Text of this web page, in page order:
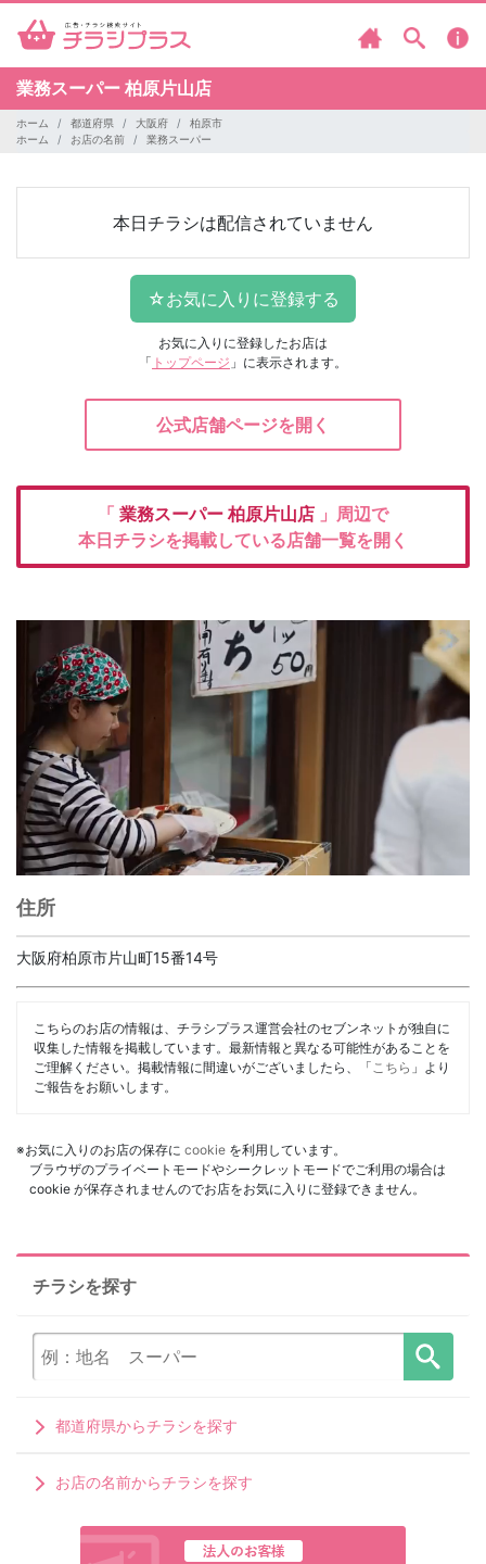
業務スーパー 柏原片山店
ホーム 都道府県 大阪府
柏原市
ホーム
お店の名前 業務スーパー
本日チラシは配信されていません
お気に入りに登録したお店は
「 トップページ 」に表示されます。
公式店舗ページを開く
「 業務スーパー柏原片山店 」周辺で
本日チラシを掲載している店舗一覧を開く
住所
大阪府柏原市片山町15番14号
こちらのお店の情報は、チラシプラス運営会社のセブンネットが独自に
収集した情報を掲載しています。最新情報と異なる可能性があることを
ご理解ください。掲載情報に間違いがございましたら、「 こちら 」より
ご報告をお願いします。
※お気に入りのお店の保存に cookie を利用しています。
ブラウザのプライベートモードやシークレットモードでご利用の場合は
cookie が保存されませんのでお店をお気に入りに登録できません。
チラシを探す
都道府県からチラシを探す
お店の名前からチラシを探す